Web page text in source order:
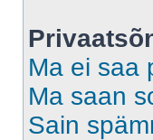
Ma ei saa
Ma saan
Sain